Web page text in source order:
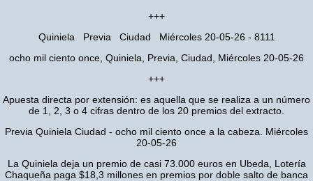
+++
Quiniela Previa Ciudad Miércoles 20-05-26 - 8111
ocho mil ciento once, Quiniela, Previa, Ciudad, Miércoles 20-05-26
+++
Apuesta directa por extensión: es aquella que se realiza a un número
de 1, 2, 3 o 4 cifras dentro de los 20 premios del extracto.
Previa Quiniela Ciudad - ocho mil ciento once a la cabeza. Miércoles
20-05-26
La Quiniela deja un premio de casi 73.000 euros en Ubeda, Lotería
Chaqueña paga $18,3 millones en premios por doble salto de banca